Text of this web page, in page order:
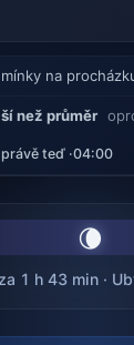
na
než průměr
teď ·04:00
🌘
1 h 43 min ·